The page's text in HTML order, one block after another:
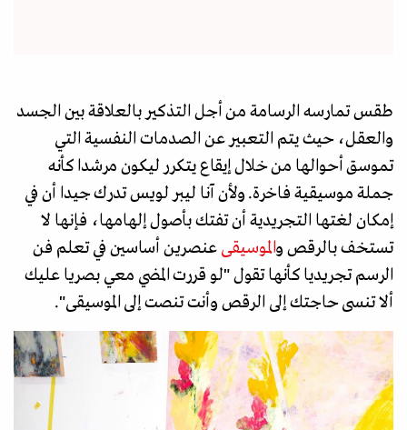
طقس تمارسه الرسامة من أجل التذكير بالعلاقة بين الجسد
والعقل، حيث يتم التعبير عن الصدمات النفسية التي
تموسق أحوالها من خلال إيقاع يتكرر ليكون مرشدا كأنه
جملة موسيقية فاخرة. ولأن آنا ليبر لويس تدرك جيدا أن في
إمكان لغتها التجريدية أن تفتك بأصول إلهامها، فإنها لا
تستخف بالرقص والموسيقى عنصرين أساسين في تعلم فن
الرسم تجريديا كأنها تقول "لو قررت المضي معي بصريا عليك
ألا تنسى حاجتك إلى الرقص وأنت تنصت إلى الموسيقى".